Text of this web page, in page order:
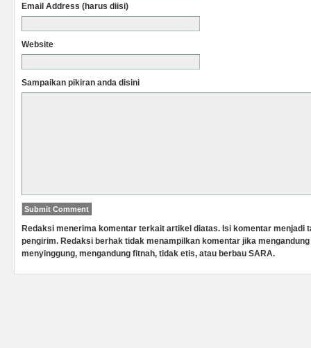
Email Address (harus diisi)
Website
Sampaikan pikiran anda disini
Redaksi menerima komentar terkait artikel diatas. Isi komentar menjadi
pengirim. Redaksi berhak tidak menampilkan komentar jika
menyinggung, mengandung fitnah, tidak etis, atau berbau SARA.